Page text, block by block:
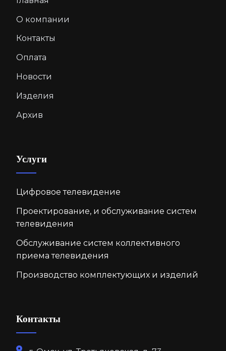
О компании
Контакты
Оплата
Новости
Изделия
Архив
Услуги
Цифровое телевидение
Проектирование, и обслуживание систем
телевидения
Обслуживание систем коллективного
приема телевидения
Производство комплектующих и изделий
Контакты